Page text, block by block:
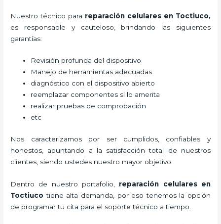
Nuestro técnico para reparación celulares en Toctiuco,
es responsable y cauteloso, brindando las siguientes
garantías:
Revisión profunda del dispositivo
Manejo de herramientas adecuadas
diagnóstico con el dispositivo abierto
reemplazar componentes si lo amerita
realizar pruebas de comprobación
etc
Nos caracterizamos por ser cumplidos, confiables y
honestos, apuntando a la satisfacción total de nuestros
clientes, siendo ustedes nuestro mayor objetivo.
Dentro de nuestro portafolio, reparación celulares en
Toctiuco tiene alta demanda, por eso tenemos la opción
de programar tu cita para el soporte técnico a tiempo.